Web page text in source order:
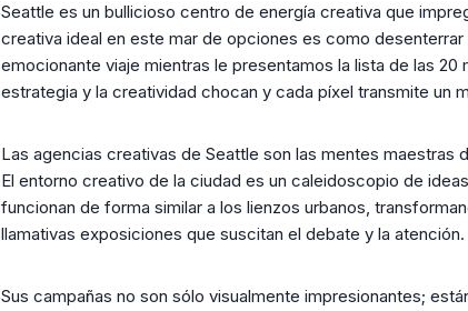
Seattle es un bullicioso centro de energía creativa que
creativa ideal en este mar de opciones es como
emocionante viaje mientras le presentamos la lista de las
estrategia y la creatividad chocan y cada píxel transmite un
Las agencias creativas de Seattle son las mentes maestras
El entorno creativo de la ciudad es un caleidoscopio de
funcionan de forma similar a los lienzos urbanos,
llamativas exposiciones que suscitan el debate y la atención.
Sus campañas no son sólo visualmente impresionantes;